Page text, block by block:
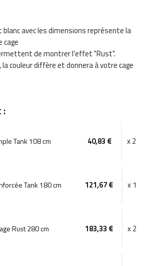
blanc avec les dimensions représente la
cage
de montrer l'effet "Rust".
couleur diffère et donnera à votre cage
:
Tank 108 cm 40,83 € x 2
Tank 180 cm 121,67 € x 1
Rust 280 cm 183,33 € x 2